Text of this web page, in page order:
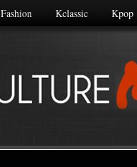
Fashion Kclassic Kpop